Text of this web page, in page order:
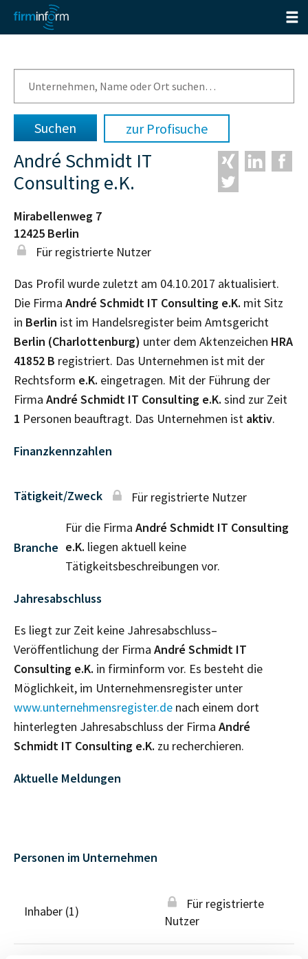
zur Profisuche
André Schmidt IT
Consulting e.K.
Mirabellenweg 7
12425 Berlin
Für registrierte Nutzer
Das Profil wurde zuletzt am 04.10.2017 aktualisiert.
Die Firma André Schmidt IT Consulting e.K. mit Sitz
in Berlin ist im Handelsregister beim Amtsgericht
Berlin (Charlottenburg) unter dem Aktenzeichen HRA
41852 B registriert. Das Unternehmen ist mit der
Rechtsform e.K. eingetragen. Mit der Führung der
Firma André Schmidt IT Consulting e.K. sind zur Zeit
1 Personen beauftragt. Das Unternehmen ist aktiv.
Finanzkennzahlen
Tätigkeit/Zweck Für registrierte Nutzer
Branche
Für die Firma André Schmidt IT Consulting
e.K. liegen aktuell keine
Tätigkeitsbeschreibungen vor.
Jahresabschluss
Es liegt zur Zeit keine Jahresabschluss–
Veröffentlichung der Firma André Schmidt IT
Consulting e.K. in firminform vor. Es besteht die
Möglichkeit, im Unternehmensregister unter
www.unternehmensregister.de nach einem dort
hinterlegten Jahresabschluss der Firma André
Schmidt IT Consulting e.K. zu recherchieren.
Aktuelle Meldungen
Personen im Unternehmen
Inhaber (1)
Für registrierte
Nutzer